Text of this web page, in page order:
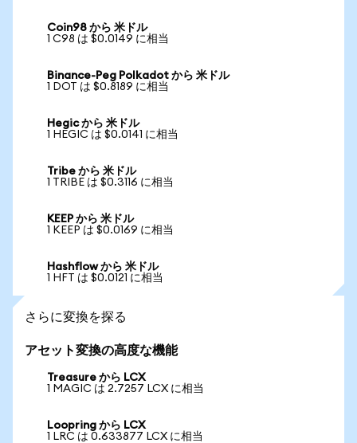
Coin98 から 米ドル
1 C98 は $0.0149 に相当
Binance-Peg Polkadot から 米ドル
1 DOT は $0.8189 に相当
Hegic から 米ドル
1 HEGIC は $0.0141 に相当
Tribe から 米ドル
1 TRIBE は $0.3116 に相当
KEEP から 米ドル
1 KEEP は $0.0169 に相当
Hashflow から 米ドル
1 HFT は $0.0121 に相当
さらに変換を探る
アセット変換の高度な機能
Treasure から LCX
1 MAGIC は 2.7257 LCX に相当
Loopring から LCX
1 LRC は 0.633877 LCX に相当